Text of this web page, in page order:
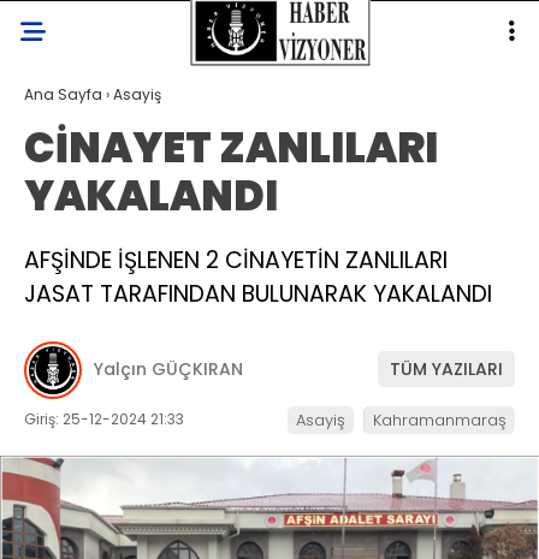
Ana Sayfa ›Asayiş
CİNAYET ZANLILARI
YAKALANDI
AFŞİNDE İŞLENEN 2 CİNAYETİN ZANLILARI
JASAT TARAFINDAN BULUNARAK YAKALANDI
Yalçın GÜÇKIRAN TÜM YAZILARI
Giriş: 25-12-2024 21:33 Asayiş Kahramanmaraş